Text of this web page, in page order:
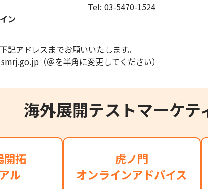
ン
Tel:03-5470-1524
記アドレスまでお願いいたします。
（＠を半角に変更してください）
海外展開テストマーケテ
開拓
ル
虎ノ門
オンラインアドバイス